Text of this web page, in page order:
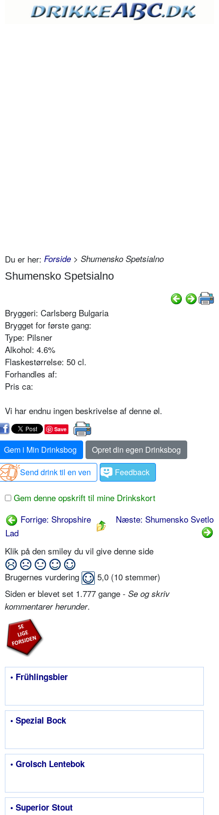
Du er her: Forside > Shumensko Spetsialno
Shumensko Spetsialno
Bryggeri: Carlsberg Bulgaria
Brygget for første gang:
Type: Pilsner
Alkohol: 4.6%
Flaskestørrelse: 50 cl.
Forhandles af:
Pris ca:
Vi har endnu ingen beskrivelse af denne øl.
Save
Gem i Min Drinksbog
Opret din egen Drinksbog
Send drink til en ven
Feedback
Gem denne opskrift til mine Drinkskort
Forrige: Shropshire
Lad
Næste: Shumensko Svetlo
Klik på den smiley du vil give denne side
Brugernes vurdering 5,0 (10 stemmer)
Siden er blevet set 1.777 gange - Se og skriv
kommentarer herunder.
• Frühlingsbier
• Spezial Bock
• Grolsch Lentebok
• Superior Stout